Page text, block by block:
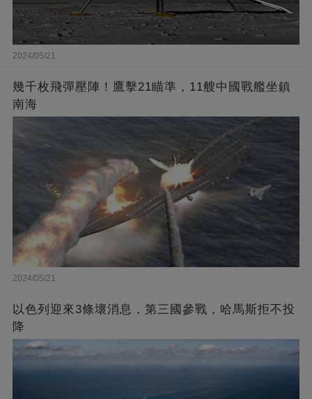
2024/05/21
幾千枚飛彈壓陣！鷹擊21瞄準，11艘中國戰艦坐鎮
南海
2024/05/21
以色列迎來3條壞消息，第三國參戰，哈馬斯拒不投
降